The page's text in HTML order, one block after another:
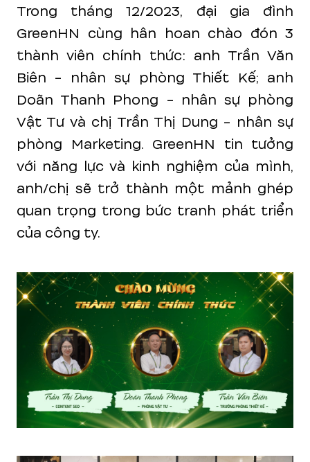
Trong tháng 12/2023, đại gia đình
GreenHN cùng hân hoan chào đón 3
thành viên chính thức: anh Trần Văn
Biên - nhân sự phòng Thiết Kế; anh
Doãn Thanh Phong - nhân sự phòng
Vật Tư và chị Trần Thị Dung - nhân sự
phòng Marketing. GreenHN tin tưởng
với năng lực và kinh nghiệm của mình,
anh/chị sẽ trở thành một mảnh ghép
quan trọng trong bức tranh phát triển
của công ty.